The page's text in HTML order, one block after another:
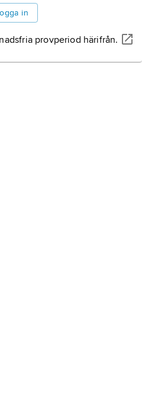
in
provperiod härifrån.